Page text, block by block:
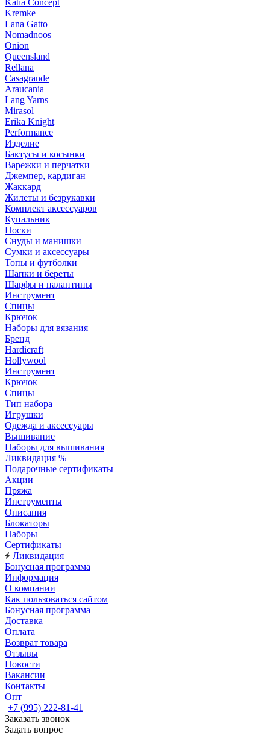
Katia Concept
Kremke
Lana Gatto
Nomadnoos
Onion
Queensland
Rellana
Casagrande
Araucania
Lang Yarns
Mirasol
Erika Knight
Performance
Изделие
Бактусы и косынки
Варежки и перчатки
Джемпер, кардиган
Жаккард
Жилеты и безрукавки
Комплект аксессуаров
Купальник
Носки
Снуды и манишки
Сумки и аксессуары
Топы и футболки
Шапки и береты
Шарфы и палантины
Инструмент
Спицы
Крючок
Наборы для вязания
Бренд
Hardicraft
Hollywool
Инструмент
Крючок
Спицы
Тип набора
Игрушки
Одежда и аксессуары
Вышивание
Наборы для вышивания
Ликвидация %
Подарочные сертификаты
Акции
Пряжа
Инструменты
Описания
Блокаторы
Наборы
Сертификаты
Ликвидация
Бонусная программа
Информация
О компании
Как пользоваться сайтом
Бонусная программа
Доставка
Оплата
Возврат товара
Отзывы
Новости
Вакансии
Контакты
Опт
+7 (995) 222-81-41
Заказать звонок
Задать вопрос